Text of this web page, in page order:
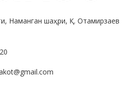
Наманган шаҳри, Қ. Отамирзаев